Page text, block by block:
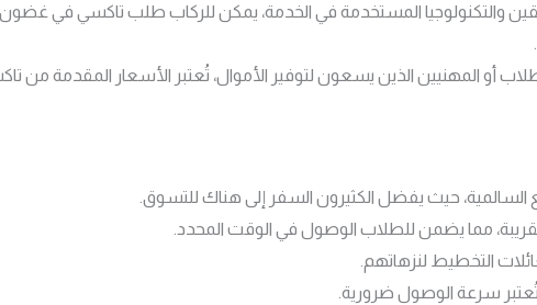
والتكنولوجيا المستخدمة في الخدمة، يمكن للركاب طلب تاكسي في
أو المهنيين الذين يسعون لتوفير الأموال، تُعتبر الأسعار المقدمة من
السالمية، حيث يفضل الكثيرون السفر إلى هناك للتسوق.
مما يضمن للطلاب الوصول في الوقت المحدد.
التخطيط لنزهاتهم.
سرعة الوصول ضرورية.